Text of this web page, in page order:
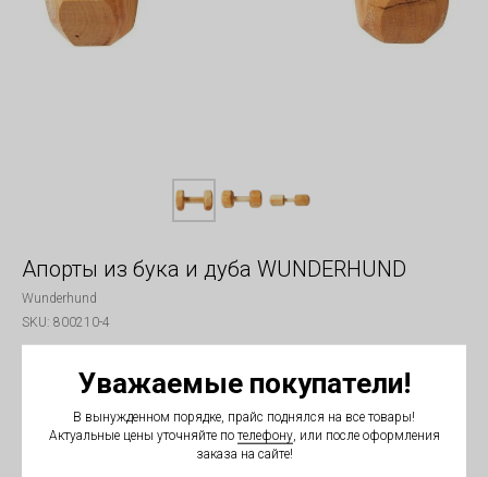
Уважаемые покупатели!
В вынужденном порядке, прайс поднялся на все товары!
Актуальные цены уточняйте по телефону, или после оформления
заказа на сайте!
Апорты из бука и дуба WUNDERHUND
Wunderhund
SKU: 800210-4
450 г